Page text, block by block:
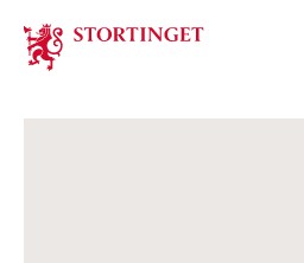
Stortinget.no